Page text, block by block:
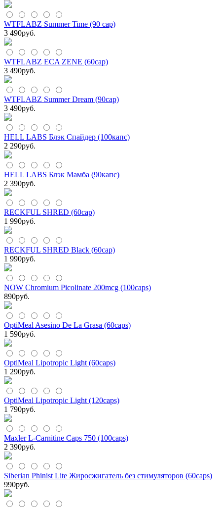
WTFLABZ Summer Time (90 cap)
3 490руб.
WTFLABZ ECA ZENE (60cap)
3 490руб.
WTFLABZ Summer Dream (90cap)
3 490руб.
HELL LABS Блэк Спайдер (100капс)
2 290руб.
HELL LABS Блэк Мамба (90капс)
2 390руб.
RECKFUL SHRED (60cap)
1 990руб.
RECKFUL SHRED Black (60cap)
1 990руб.
NOW Chromium Picolinate 200mcg (100caps)
890руб.
OptiMeal Asesino De La Grasa (60caps)
1 590руб.
OptiMeal Lipotropic Light (60caps)
1 290руб.
OptiMeal Lipotropic Light (120caps)
1 790руб.
Maxler L-Carnitine Caps 750 (100caps)
2 390руб.
Siberian Phinist Lite Жиросжигатель без стимуляторов (60caps)
990руб.